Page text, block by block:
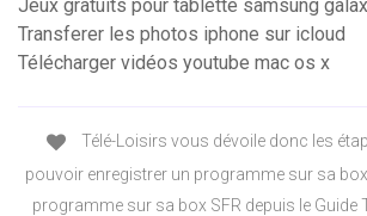
Jeux gratuits pour tablette samsung
Transferer les photos iphone sur icloud
Télécharger vidéos youtube mac os x
Télé-Loisirs vous dévoile donc les
pouvoir enregistrer un programme sur sa
programme sur sa box SFR depuis le Guide